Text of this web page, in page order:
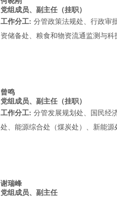
党组成员、副主任（挂职）
工作分工: 分管政策法规处、行政审
资储备处、粮食和物资流通监测与科
曾鸣
党组成员、副主任（挂职）
工作分工: 分管发展规划处、国民经
处、能源综合处（煤炭处）、新能源
谢瑞峰
党组成员、副主任